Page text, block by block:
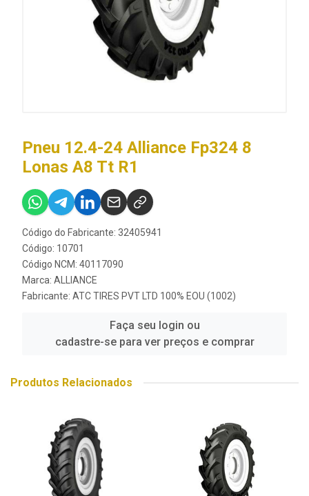
Pneu 12.4-24 Alliance Fp324 8
Lonas A8 Tt R1
Código do Fabricante: 32405941
Código: 10701
Código NCM: 40117090
Marca: ALLIANCE
Fabricante: ATC TIRES PVT LTD 100% EOU (1002)
Faça seu login ou
cadastre-se para ver preços e comprar
Produtos Relacionados